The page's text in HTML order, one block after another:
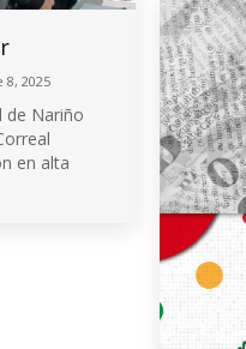
8, 2025
de Nariño
en alta